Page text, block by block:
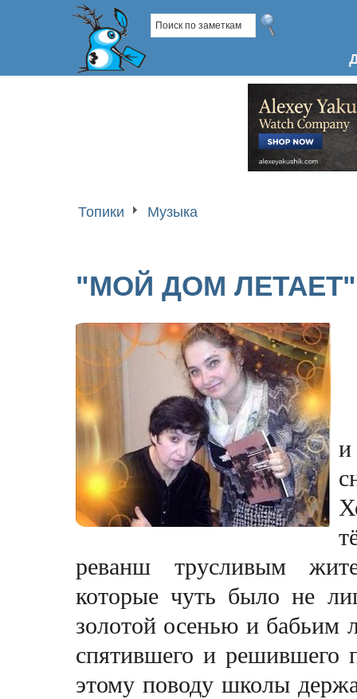
Топики Музыка
"МОЙ ДОМ ЛЕТАЕТ"
реванш трусливым
которые чуть было не
золотой осенью и бабьим
спятившего и решившего
этому поводу школы